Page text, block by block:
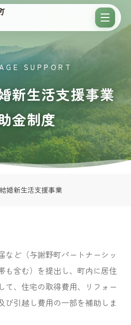
SUPPORT
新生活支援事業
金制度
結婚新生活支援事業
など（与謝野町パートナーシッ
も含む）を提出し、町内に居住
て、住宅の取得費用、リフォー
び引越し費用の一部を補助しま